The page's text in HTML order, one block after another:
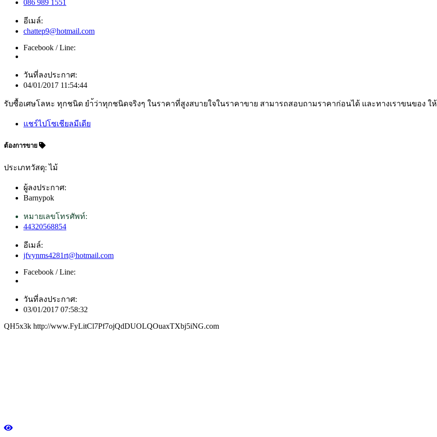
086 989 1551
อีเมล์:
chattep9@hotmail.com
Facebook / Line:
วันที่ลงประกาศ:
04/01/2017 11:54:44
รับซื้อเศษโลหะ ทุกชนิด ยำ้ว่าทุกชนิดจริงๆ ในราคาที่สูงสบายใจในราคาขาย สามารถสอบถามราคาก่อนได้ และทางเราขนของ ใ
แชร์ไปโซเชียลมีเดีย
ต้องการขาย
ประเภทวัสดุ: ไม้
ผู้ลงประกาศ:
Barnypok
หมายเลขโทรศัพท์:
44320568854
อีเมล์:
jfvynms4281rt@hotmail.com
Facebook / Line:
วันที่ลงประกาศ:
03/01/2017 07:58:32
QH5x3k http://www.FyLitCl7Pf7ojQdDUOLQOuaxTXbj5iNG.com